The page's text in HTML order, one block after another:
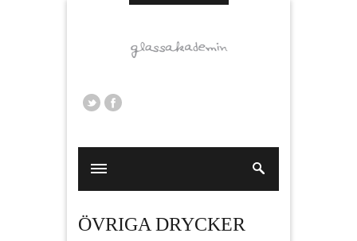
ÖVRIGA DRYCKER